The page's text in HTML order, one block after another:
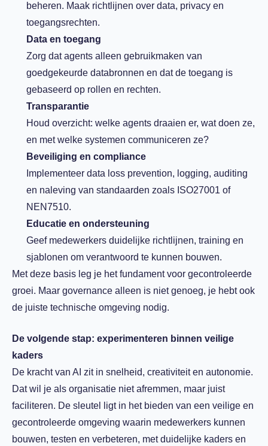
beheren. Maak richtlijnen over data, privacy en
toegangsrechten.
Data en toegang
Zorg dat agents alleen gebruikmaken van
goedgekeurde databronnen en dat de toegang is
gebaseerd op rollen en rechten.
Transparantie
Houd overzicht: welke agents draaien er, wat doen ze,
en met welke systemen communiceren ze?
Beveiliging en compliance
Implementeer data loss prevention, logging, auditing
en naleving van standaarden zoals ISO27001 of
NEN7510.
Educatie en ondersteuning
Geef medewerkers duidelijke richtlijnen, training en
sjablonen om verantwoord te kunnen bouwen.
Met deze basis leg je het fundament voor gecontroleerde
groei. Maar governance alleen is niet genoeg, je hebt ook
de juiste technische omgeving nodig.
De volgende stap: experimenteren binnen veilige
kaders
De kracht van AI zit in snelheid, creativiteit en autonomie.
Dat wil je als organisatie niet afremmen, maar juist
faciliteren. De sleutel ligt in het bieden van een veilige en
gecontroleerde omgeving waarin medewerkers kunnen
bouwen, testen en verbeteren, met duidelijke kaders en